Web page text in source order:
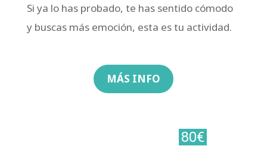
Si ya lo has probado, te has sentido cómodo
y buscas más emoción, esta es tu actividad.
MÁS INFO
80€